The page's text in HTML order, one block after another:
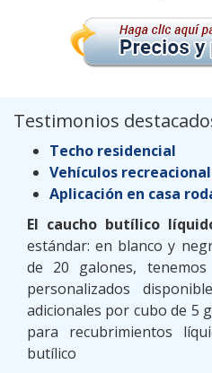
Testimonios
Techo residencial
Vehículos
Aplicación en casa
El caucho butílico
estándar: en blanco y
de 20 galones,
personalizados
adicionales por cubo de 5
para recubrimientos
butílico